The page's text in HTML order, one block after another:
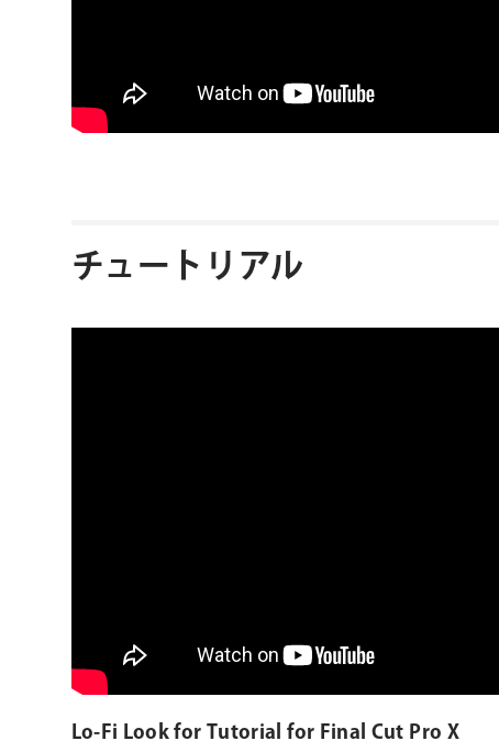
チュートリアル
Lo-Fi Look for Tutorial for Final Cut Pro X